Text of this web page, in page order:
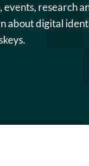
events, research
about digital